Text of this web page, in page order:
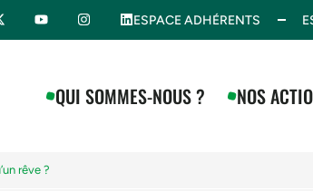
ESPACE ADHÉRENTS
QUI SOMMES-NOUS ? NOS
rêve ?